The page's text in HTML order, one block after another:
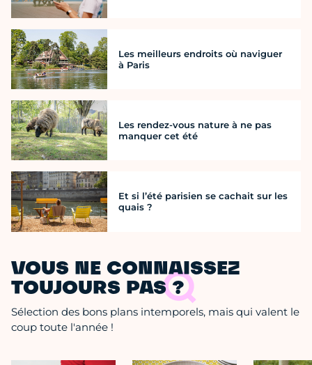
Les meilleurs endroits où naviguer
à Paris
Les rendez-vous nature à ne pas
manquer cet été
Et si l’été parisien se cachait sur les
quais ?
VOUS NE CONNAISSEZ
TOUJOURS PAS ?
Sélection des bons plans intemporels, mais qui valent le
coup toute l'année !